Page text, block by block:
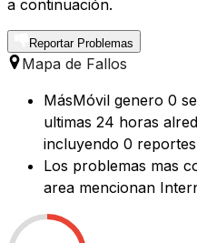
a continuación.
Reportar Problemas
Mapa de Fallos
MásMóvil genero 0
ultimas 24 horas
incluyendo 0
Los problemas mas
area mencionan